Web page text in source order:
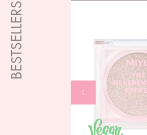
BESTSELLERS